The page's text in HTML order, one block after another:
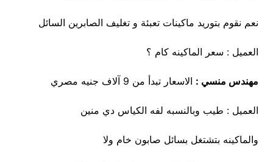
نعم نقوم بتوريد ماكينات تعبئة و تغليف الصابرين السائل
العميل : سعر الماكينه كام ؟
مهندس منسي : الاسعار تبدأ من 9 آلاف جنيه مصري
العميل : طيب وبالنسبه لفه الكياس دي منين
والماكينه بتشتغل بسائل صابون خام ولا